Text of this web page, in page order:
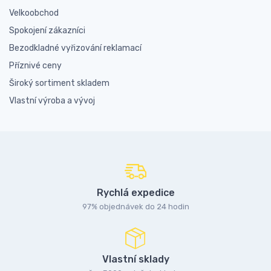
Velkoobchod
Spokojení zákazníci
Bezodkladné vyřizování reklamací
Příznivé ceny
Široký sortiment skladem
Vlastní výroba a vývoj
Rychlá expedice
97% objednávek do 24 hodin
Vlastní sklady